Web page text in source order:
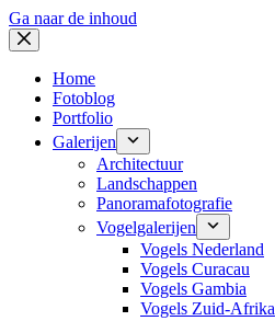
Ga naar de inhoud
Home
Fotoblog
Portfolio
Galerijen
Architectuur
Landschappen
Panoramafotografie
Vogelgalerijen
Vogels Nederland
Vogels Curacau
Vogels Gambia
Vogels Zuid-Afrika